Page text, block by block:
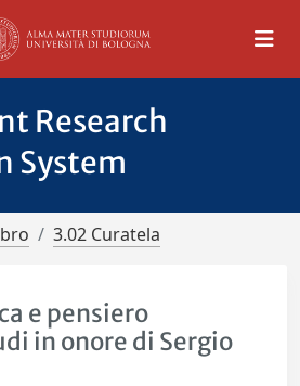
Research
System
3.02 Curatela
e pensiero
in onore di Sergio